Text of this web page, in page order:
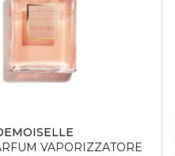
VAPORIZZATORE